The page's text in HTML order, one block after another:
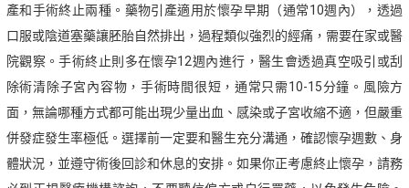
產和手術終止兩種。藥物引產適用於懷孕早期（通常10週內），透過
口服或陰道塞藥讓胚胎自然排出，過程類似強烈的經痛，需要在家或醫
院觀察。手術終止則多在懷孕12週內進行，醫生會透過真空吸引或刮
除術清除子宮內容物，手術時間很短，通常只需10-15分鐘。風險方
面，無論哪種方式都可能出現少量出血、感染或子宮收縮不適，但嚴重
併發症發生率極低。選擇前一定要和醫生充分溝通，確認懷孕週數、身
體狀況，並遵守術後回診和休息的安排。如果你正考慮終止懷孕，請務